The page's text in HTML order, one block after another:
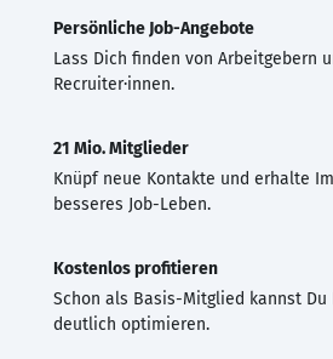
Persönliche Job-Angebote
Lass Dich finden von Arbeitgebern
Recruiter·innen.
21 Mio. Mitglieder
Knüpf neue Kontakte und erhalte
besseres Job-Leben.
Kostenlos profitieren
Schon als Basis-Mitglied kannst Du
deutlich optimieren.